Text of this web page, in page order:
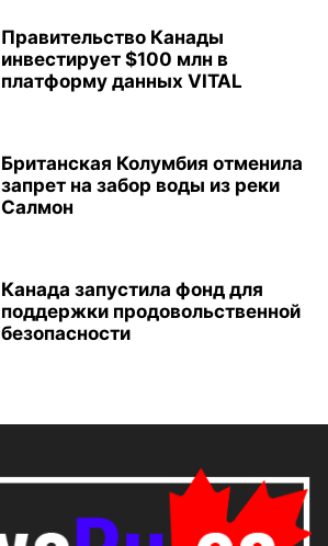
Правительство Канады
инвестирует $100 млн в
платформу данных VITAL
Британская Колумбия отменила
запрет на забор воды из реки
Салмон
Канада запустила фонд для
поддержки продовольственной
безопасности